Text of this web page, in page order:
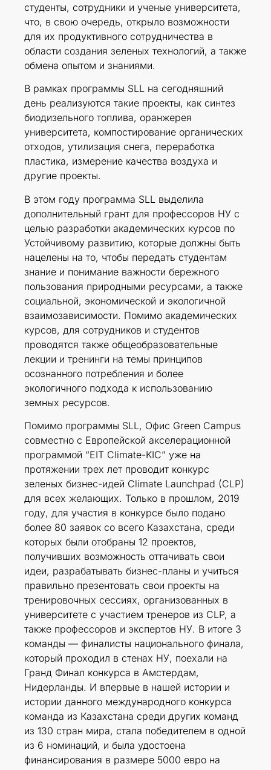
студенты, сотрудники и ученые университета,
что, в свою очередь, открыло возможности
для их продуктивного сотрудничества в
области создания зеленых технологий, а также
обмена опытом и знаниями.
В рамках программы SLL на сегодняшний
день реализуются такие проекты, как синтез
биодизельного топлива, оранжерея
университета, компостирование органических
отходов, утилизация снега, переработка
пластика, измерение качества воздуха и
другие проекты.
В этом году программа SLL выделила
дополнительный грант для профессоров НУ с
целью разработки академических курсов по
Устойчивому развитию, которые должны быть
нацелены на то, чтобы передать студентам
знание и понимание важности бережного
пользования природными ресурсами, а также
социальной, экономической и экологичной
взаимозависимости. Помимо академических
курсов, для сотрудников и студентов
проводятся также общеобразовательные
лекции и тренинги на темы принципов
осознанного потребления и более
экологичного подхода к использованию
земных ресурсов.
Помимо программы SLL, Офис Green Campus
совместно с Европейской акселерационной
программой “EIT Climate-KIC” уже на
протяжении трех лет проводит конкурс
зеленых бизнес-идей Climate Launchpad (CLP)
для всех желающих. Только в прошлом, 2019
году, для участия в конкурсе было подано
более 80 заявок со всего Казахстана, среди
которых были отобраны 12 проектов,
получивших возможность оттачивать свои
идеи, разрабатывать бизнес-планы и учиться
правильно презентовать свои проекты на
тренировочных сессиях, организованных в
университете с участием тренеров из CLP, а
также профессоров и экспертов НУ. В итоге 3
команды — финалисты национального финала,
который проходил в стенах НУ, поехали на
Гранд Финал конкурса в Амстердам,
Нидерланды. И впервые в нашей истории и
истории данного международного конкурса
команда из Казахстана среди других команд
из 130 стран мира, стала победителем в одной
из 6 номинаций, и была удостоена
финансирования в размере 5000 евро на